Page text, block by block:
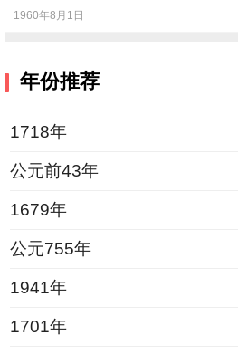
1960年8月1日
年份推荐
1718年
公元前43年
1679年
公元755年
1941年
1701年